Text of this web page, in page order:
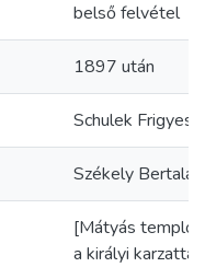
belső felvétel
1897 után
Schulek
Székely
[Mátyás
a királyi